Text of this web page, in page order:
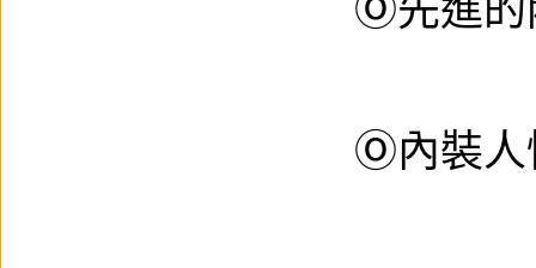
Ⓞ先進的
Ⓞ內裝人